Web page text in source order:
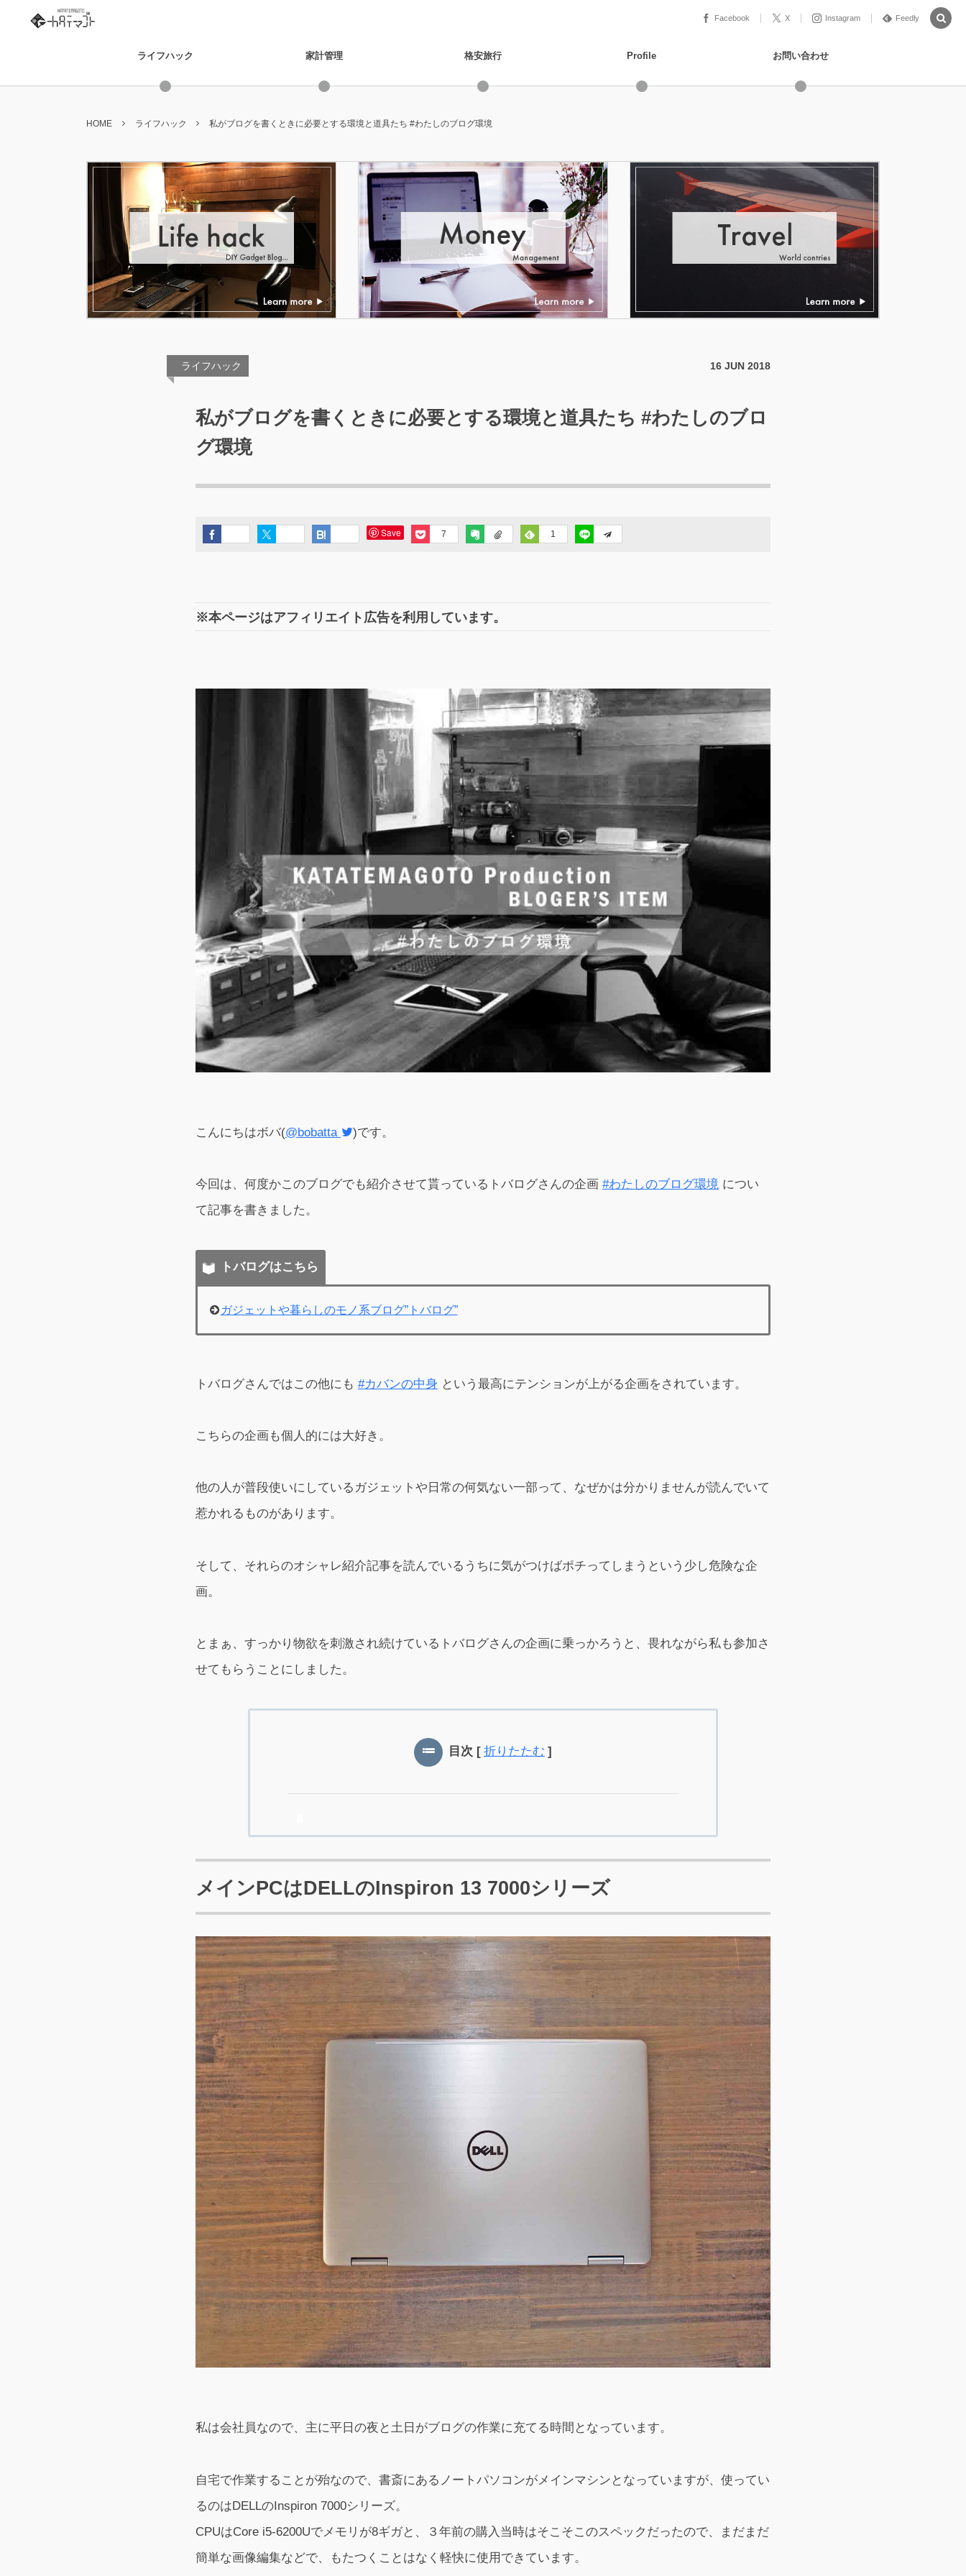
Facebook X Instagram Feedly
ライフハック 家計管理 格安旅行 Profile お問い合わせ
HOME ライフハック 私がブログを書くときに必要とする環境と道具たち #わたしのブログ環境
ライフハック 16 JUN 2018
私がブログを書くときに必要とする環境と道具たち #わたしのブロ
グ環境
Save 7 1
※本ページはアフィリエイト広告を利用しています。
こんにちはボバ(@bobatta )です。
今回は、何度かこのブログでも紹介させて貰っているトバログさんの企画 #わたしのブログ環境 につい
て記事を書きました。
トバログはこちら
ガジェットや暮らしのモノ系ブログ”トバログ”
トバログさんではこの他にも #カバンの中身 という最高にテンションが上がる企画をされています。
こちらの企画も個人的には大好き。
他の人が普段使いにしているガジェットや日常の何気ない一部って、なぜかは分かりませんが読んでいて
惹かれるものがあります。
そして、それらのオシャレ紹介記事を読んでいるうちに気がつけばポチってしまうという少し危険な企
画。
とまぁ、すっかり物欲を刺激され続けているトバログさんの企画に乗っかろうと、畏れながら私も参加さ
せてもらうことにしました。
目次 [ 折りたたむ ]
メインPCはDELLのInspiron 13 7000シリーズ
私は会社員なので、主に平日の夜と土日がブログの作業に充てる時間となっています。
自宅で作業することが殆なので、書斎にあるノートパソコンがメインマシンとなっていますが、使ってい
るのはDELLのInspiron 7000シリーズ。
CPUはCore i5-6200Uでメモリが8ギガと、３年前の購入当時はそこそこのスペックだったので、まだまだ
簡単な画像編集などで、もたつくことはなく軽快に使用できています。